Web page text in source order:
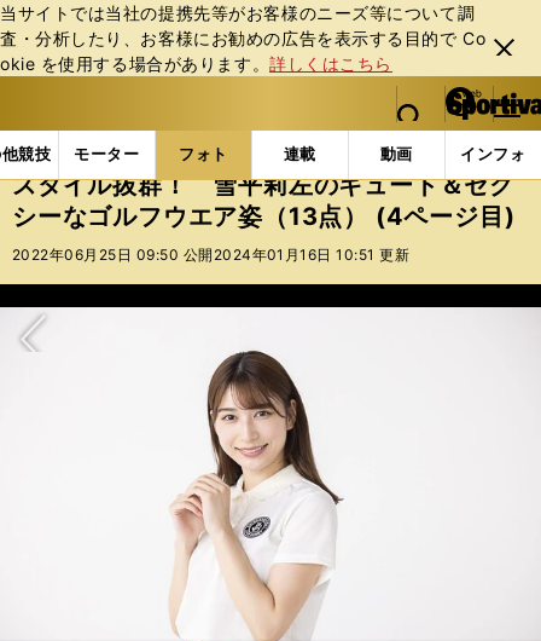
当サイトでは当社の提携先等がお客様のニーズ等について調
査・分析したり、お客様にお勧めの広告を表⽰する⽬的で Co
okie を使⽤する場合があります。詳しくはこちら
閉じ
る
web Sportiva (webスポルティーバ)
検索
マイペ
ー
ジ
メニュ
競技 モーター フォト 連載 動画 インフォ
b
ス
ポ
ル
バ
フォトギャラリー スポーツビーナスギャラリー ス
スタイル抜群！ 雪平莉左のキュート＆セク
シーなゴルフウエア姿（13点） (4ページ目)
2022年06月25日 09:50 公開 2024年01月16日 10:51 更新
ゴルフと競馬が好きな雪平莉左さん photo by Tatematsu Naozumi
ゴルフと競馬が好きな雪平莉左さん photo by Tatematsu Naozumi
ゴルフと競馬が好きな雪平莉左さん photo by Tatematsu Naozumi